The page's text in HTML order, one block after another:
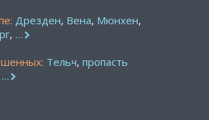
Дрезден, Вена, Мюнхен,
, …
Тельч, пропасть
…